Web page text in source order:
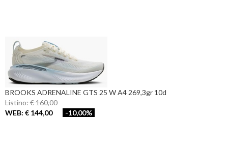
BROOKS ADRENALINE GTS 25 W A4 269,3gr 10d
Listino: € 160,00
WEB: € 144,00
-10,00%